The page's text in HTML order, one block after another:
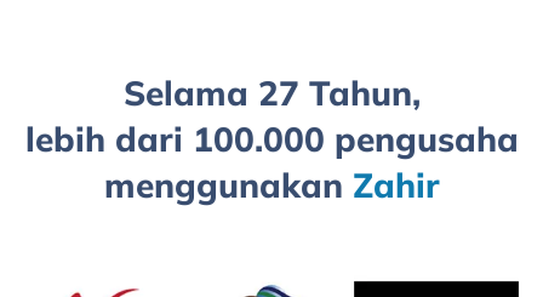
Selama 27 Tahun,
lebih dari 100.000 pengusaha
menggunakan Zahir